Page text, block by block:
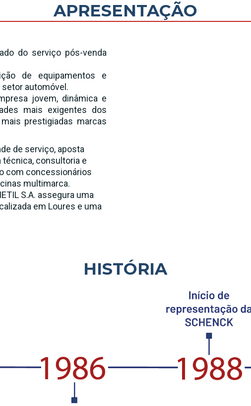
APRESENTAÇÃO
do serviço pós-venda
de equipamentos e
automóvel.
jovem, dinâmica e
mais exigentes dos
prestigiadas marcas
de serviço, aposta
consultoria e
com concessionários
multimarca.
S.A. assegura uma
em Loures e uma
HISTÓRIA